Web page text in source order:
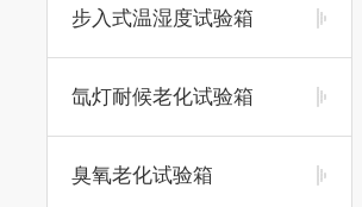
步入式温湿度试验箱
氙灯耐候老化试验箱
臭氧老化试验箱